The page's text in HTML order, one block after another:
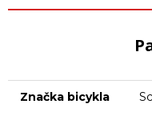
Značka bicykla